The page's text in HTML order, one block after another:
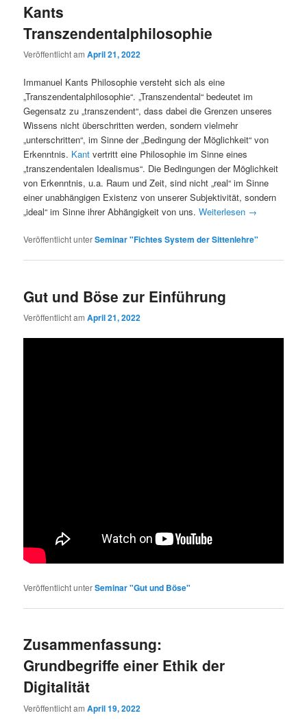
Kants
Transzendentalphilosophie
Veröffentlicht amApril 21, 2022
Immanuel Kants Philosophie versteht sich als eine
„Transzendentalphilosophie“. „Transzendental“ bedeutet im
Gegensatz zu „transzendent“, dass dabei die Grenzen unseres
Wissens nicht überschritten werden, sondern vielmehr
„unterschritten“, im Sinne der „Bedingung der Möglichkeit“ von
Erkenntnis. Kant vertritt eine Philosophie im Sinne eines
„transzendentalen Idealismus“. Die Bedingungen der Möglichkeit
von Erkenntnis, u.a. Raum und Zeit, sind nicht „real“ im Sinne
einer unabhängigen Existenz von unserer Subjektivität, sondern
„ideal“ im Sinne ihrer Abhängigkeit von uns.Weiterlesen →
Veröffentlicht unterSeminar "Fichtes System der Sittenlehre"
Gut und Böse zur Einführung
Veröffentlicht amApril 21, 2022
Veröffentlicht unterSeminar "Gut und Böse"
Zusammenfassung:
Grundbegriffe einer Ethik der
Digitalität
Veröffentlicht amApril 19, 2022